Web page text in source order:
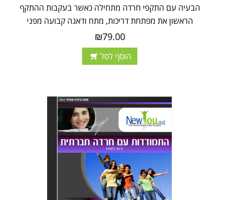
הבעיה עם התקפי חרדה מתחילה כאשר בעקבות ההתקף
הראשון את מפתחת דריכות, מתח ודאגה קבועה מפני
₪79.00
הוסף לסל